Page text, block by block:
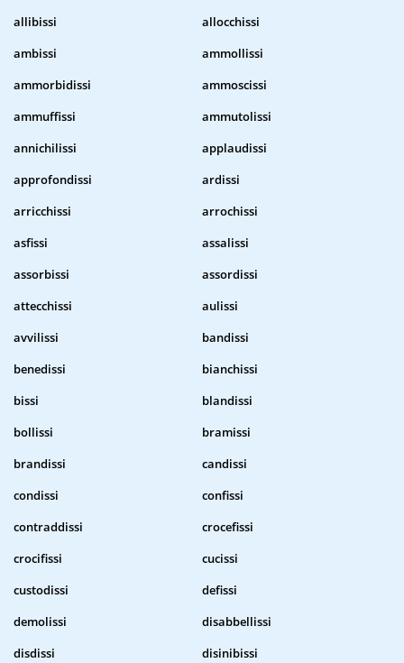
allibissi
allocchissi
ambissi
ammollissi
ammorbidissi
ammoscissi
ammuffissi
ammutolissi
annichilissi
applaudissi
approfondissi
ardissi
arricchissi
arrochissi
asfissi
assalissi
assorbissi
assordissi
attecchissi
aulissi
avvilissi
bandissi
benedissi
bianchissi
bissi
blandissi
bollissi
bramissi
brandissi
candissi
condissi
confissi
contraddissi
crocefissi
crocifissi
cucissi
custodissi
defissi
demolissi
disabbellissi
disdissi
disinibissi